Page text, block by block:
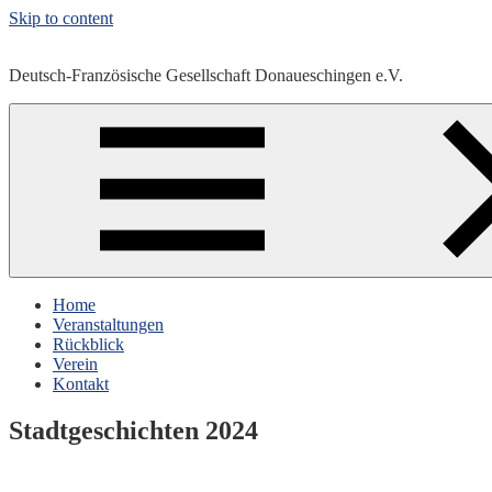
Skip to content
Deutsch-Französische Gesellschaft Donaueschingen e.V.
Home
Veranstaltungen
Rückblick
Verein
Kontakt
Stadtgeschichten 2024